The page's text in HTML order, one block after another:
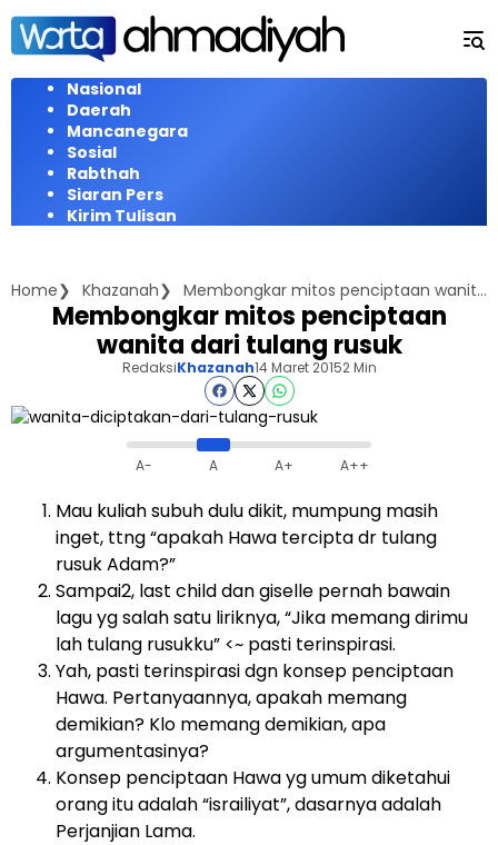
Langsung
konten
Nasional
Daerah
Mancanegara
Sosial
Rabthah
Siaran Pers
Kirim Tulisan
Home Khazanah Membongkar mitos penciptaan wanita dari tulang rusuk
Membongkar mitos penciptaan
wanita dari tulang rusuk
RedaksiKhazanah14 Maret 20152 Min
A- A A+ A++
Mau kuliah subuh dulu dikit, mumpung masih
inget, ttng “apakah Hawa tercipta dr tulang
rusuk Adam?”
Sampai2, last child dan giselle pernah bawain
lagu yg salah satu liriknya, “Jika memang dirimu
lah tulang rusukku” <~ pasti terinspirasi.
Yah, pasti terinspirasi dgn konsep penciptaan
Hawa. Pertanyaannya, apakah memang
demikian? Klo memang demikian, apa
argumentasinya?
Konsep penciptaan Hawa yg umum diketahui
orang itu adalah “israiliyat”, dasarnya adalah
Perjanjian Lama.